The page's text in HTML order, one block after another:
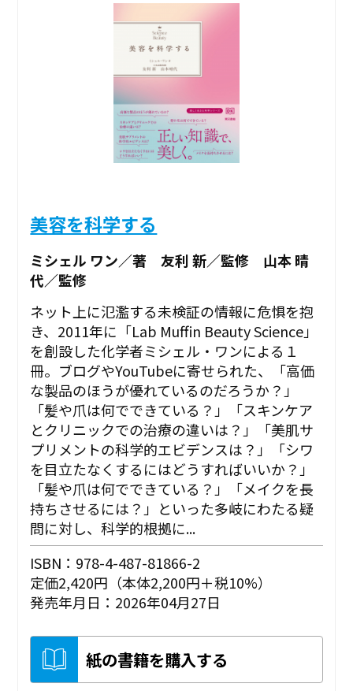
美容を科学する
ミシェル ワン／著 友利 新／監修 山本 晴
代／監修
ネット上に氾濫する未検証の情報に危惧を抱
き、2011年に「Lab Muffin Beauty Science」
を創設した化学者ミシェル・ワンによる１
冊。ブログやYouTubeに寄せられた、「高価
な製品のほうが優れているのだろうか？」
「髪や爪は何でできている？」「スキンケア
とクリニックでの治療の違いは？」「美肌サ
プリメントの科学的エビデンスは？」「シワ
を目立たなくするにはどうすればいいか？」
「髪や爪は何でできている？」「メイクを長
持ちさせるには？」といった多岐にわたる疑
問に対し、科学的根拠に...
ISBN：978-4-487-81866-2
定価2,420円（本体2,200円＋税10%）
発売年月日：2026年04月27日
紙の書籍を購入する